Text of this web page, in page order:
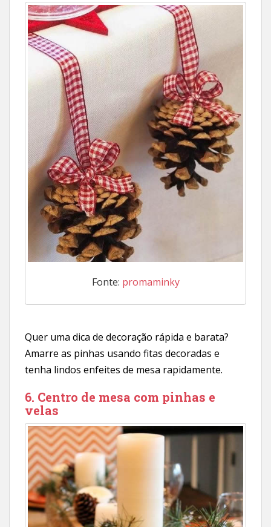
Fonte: promaminky
Quer uma dica de decoração rápida e barata?
Amarre as pinhas usando fitas decoradas e
tenha lindos enfeites de mesa rapidamente.
6. Centro de mesa com pinhas e
velas